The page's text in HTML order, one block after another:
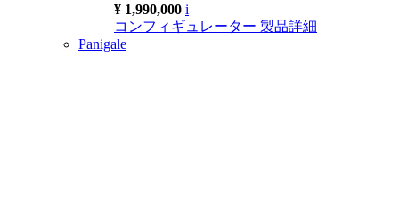
¥ 1,990,000 i
コンフィギュレーター 製品詳細
Panigale